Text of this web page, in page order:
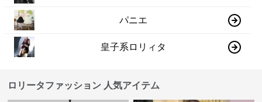
パニエ
皇子系ロリィタ
ロリータファッション 人気アイテム